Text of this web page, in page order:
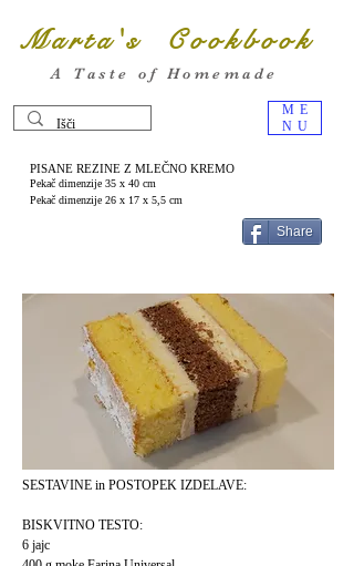
ME
NU
Marta's Cookbook
A Taste of Homemade
PISANE REZINE Z MLEČNO KREMO
Pekač dimenzije 35 x 40 cm
Pekač dimenzije 26 x 17 x 5,5 cm
Share
SESTAVINE in POSTOPEK IZDELAVE:
BISKVITNO TESTO:
6 jajc